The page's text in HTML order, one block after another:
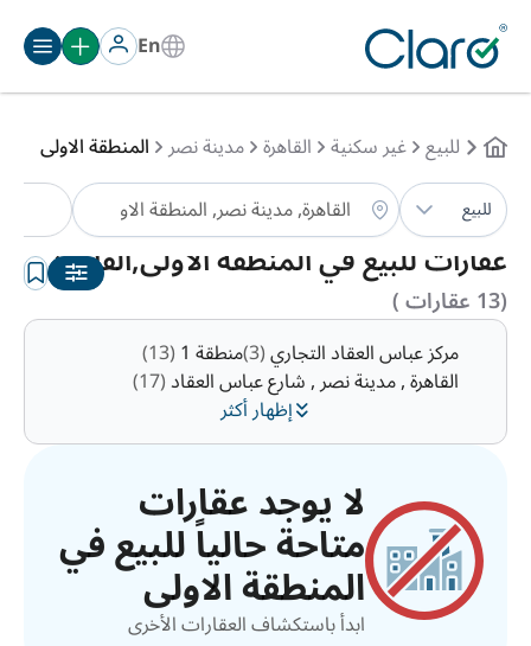
En
للبيع غير سكنية القاهرة مدينة نصر المنطقة الاولى
للبيع
عقارات للبيع في المنطقة الاولى,القاهرة
(13 عقارات )
الترتيب:تلقائي
إظهار أكثر
مركز عباس العقاد التجاري(3) منطقة 1 (13)
القاهرة , مدينة نصر , شارع عباس العقاد(17)
لا يوجد عقارات
متاحة حالياً للبيع في
المنطقة الاولى
ابدأ باستكشاف العقارات الأخرى